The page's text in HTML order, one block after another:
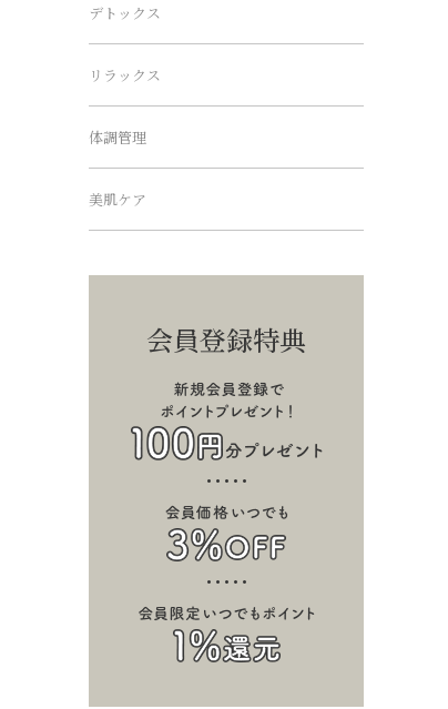
デトックス
リラックス
体調管理
美肌ケア
会員登録特典